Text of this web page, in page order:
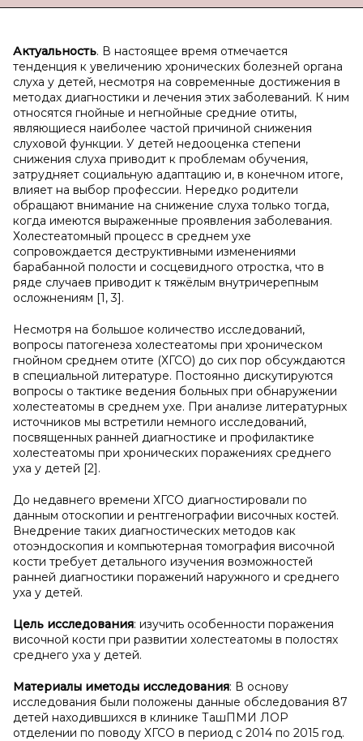
Актуальность. В настоящее время отмечается
тенденция к увеличению хронических болезней органа
слуха у детей, несмотря на современные достижения в
методах диагностики и лечения этих заболеваний. К ним
относятся гнойные и негнойные средние отиты,
являющиеся наиболее частой причиной снижения
слуховой функции. У детей недооценка степени
снижения слуха приводит к проблемам обучения,
затрудняет социальную адаптацию и, в конечном итоге,
влияет на выбор профессии. Нередко родители
обращают внимание на снижение слуха только тогда,
когда имеются выраженные проявления заболевания.
Холестеатомный процесс в среднем ухе
сопровождается деструктивными изменениями
барабанной полости и сосцевидного отростка, что в
ряде случаев приводит к тяжёлым внутричерепным
осложнениям [1, 3].
Несмотря на большое количество исследований,
вопросы патогенеза холестеатомы при хроническом
гнойном среднем отите (ХГСО) до сих пор обсуждаются
в специальной литературе. Постоянно дискутируются
вопросы о тактике ведения больных при обнаружении
холестеатомы в среднем ухе. При анализе литературных
источников мы встретили немного исследований,
посвященных ранней диагностике и профилактике
холестеатомы при хронических поражениях среднего
уха у детей [2].
До недавнего времени ХГСО диагностировали по
данным отоскопии и рентгенографии височных костей.
Внедрение таких диагностических методов как
отоэндоскопия и компьютерная томография височной
кости требует детального изучения возможностей
ранней диагностики поражений наружного и среднего
уха у детей.
Цель исследования: изучить особенности поражения
височной кости при развитии холестеатомы в полостях
среднего уха у детей.
Материалы иметоды исследования: В основу
исследования были положены данные обследования 87
детей находившихся в клинике ТашПМИ ЛОР
отделении по поводу ХГСО в период с 2014 по 2015 год.